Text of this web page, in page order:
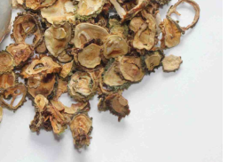
Thêm
vào
danh